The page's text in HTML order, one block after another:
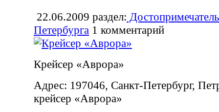
22.06.2009 раздел:
Петербурга 1 комментарий
Крейсер «Аврора»
Адрес: 197046, Санкт-Петербург,
крейсер «Аврора»